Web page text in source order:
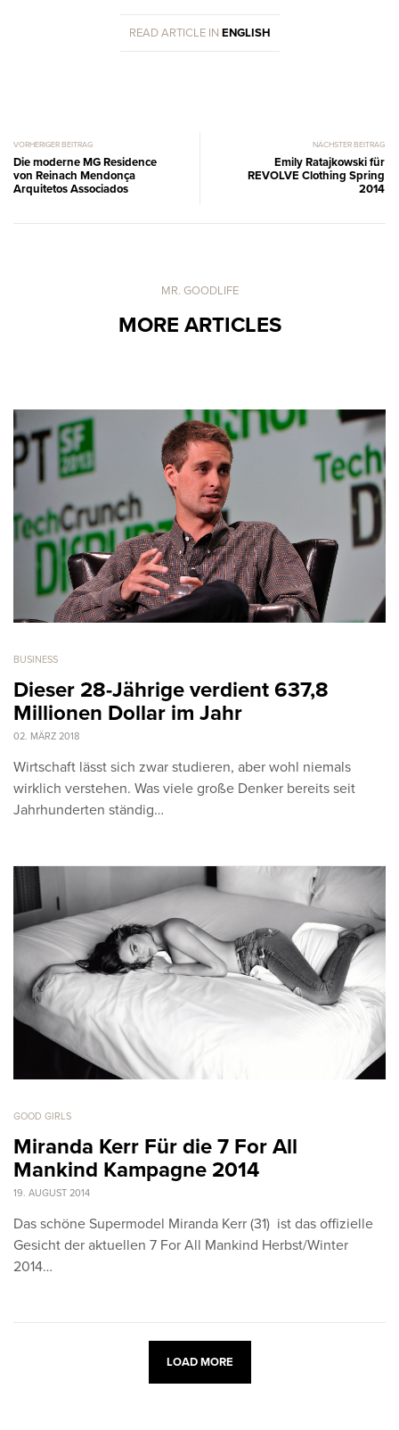
READ ARTICLE IN ENGLISH
VORHERIGER BEITRAG
Die moderne MG Residence
von Reinach Mendonça
Arquitetos Associados
NÄCHSTER BEITRAG
Emily Ratajkowski für
REVOLVE Clothing Spring
2014
MR. GOODLIFE
MORE ARTICLES
BUSINESS
Dieser 28-Jährige verdient 637,8
Millionen Dollar im Jahr
02. MÄRZ 2018
Wirtschaft lässt sich zwar studieren, aber wohl niemals
wirklich verstehen. Was viele große Denker bereits seit
Jahrhunderten ständig…
GOOD GIRLS
Miranda Kerr Für die 7 For All
Mankind Kampagne 2014
19. AUGUST 2014
Das schöne Supermodel Miranda Kerr (31) ist das offizielle
Gesicht der aktuellen 7 For All Mankind Herbst/Winter
2014…
LOAD MORE